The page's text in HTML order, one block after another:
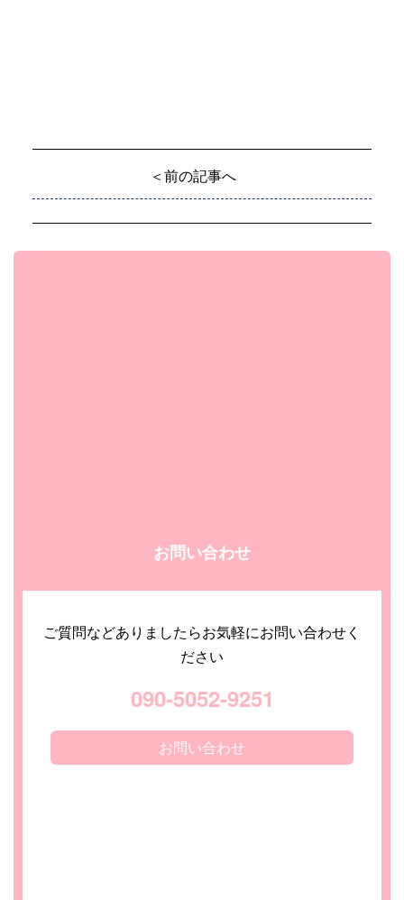
＜前の記事へ
お問い合わせ
ご質問などありましたらお気軽にお問い合わせく
ださい
090-5052-9251
お問い合わせ